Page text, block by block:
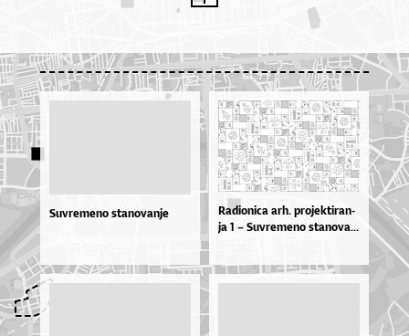
Suvremeno stanovanje
Ra­di­o­ni­ca ar­h. pro­jek­ti­ran­
ja 1 – Suv­re­me­no sta­no­va...